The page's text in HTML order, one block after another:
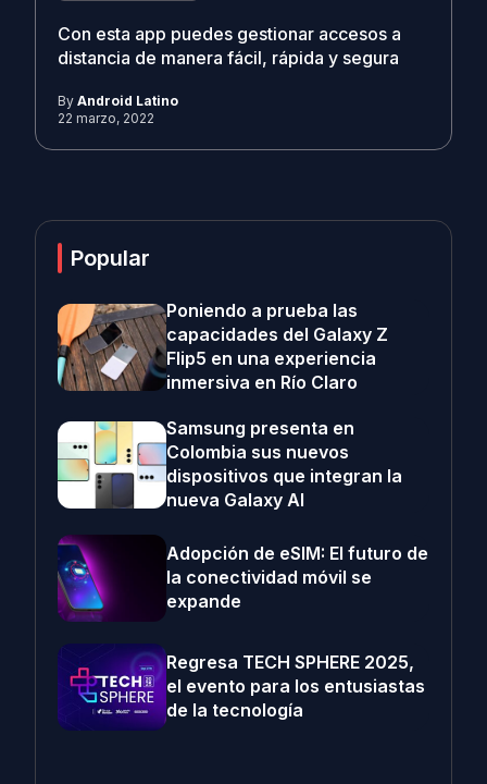
Con esta app puedes gestionar accesos a
distancia de manera fácil, rápida y segura
By Android Latino
22 marzo, 2022
Popular
Poniendo a prueba las
capacidades del Galaxy Z
Flip5 en una experiencia
inmersiva en Río Claro
Samsung presenta en
Colombia sus nuevos
dispositivos que integran la
nueva Galaxy AI
Adopción de eSIM: El futuro de
la conectividad móvil se
expande
Regresa TECH SPHERE 2025,
el evento para los entusiastas
de la tecnología